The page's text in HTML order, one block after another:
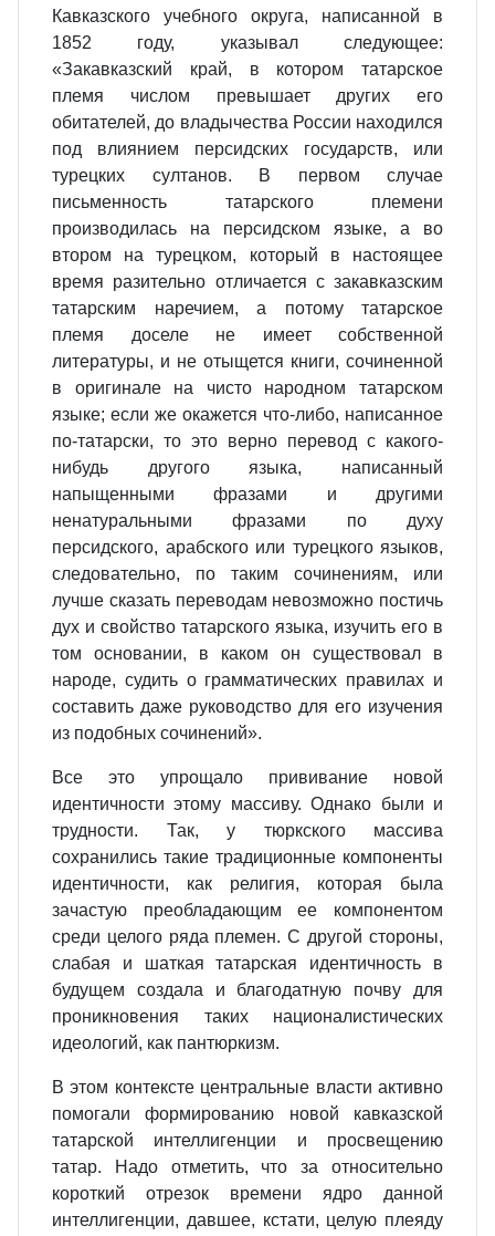
Кавказского учебного округа, написанной в
1852 году, указывал следующее:
«Закавказский край, в котором татарское
племя числом превышает других его
обитателей, до владычества России находился
под влиянием персидских государств, или
турецких султанов. В первом случае
письменность татарского племени
производилась на персидском языке, а во
втором на турецком, который в настоящее
время разительно отличается с закавказским
татарским наречием, а потому татарское
племя доселе не имеет собственной
литературы, и не отыщется книги, сочиненной
в оригинале на чисто народном татарском
языке; если же окажется что-либо, написанное
по-татарски, то это верно перевод с какого-
нибудь другого языка, написанный
напыщенными фразами и другими
ненатуральными фразами по духу
персидского, арабского или турецкого языков,
следовательно, по таким сочинениям, или
лучше сказать переводам невозможно постичь
дух и свойство татарского языка, изучить его в
том основании, в каком он существовал в
народе, судить о грамматических правилах и
составить даже руководство для его изучения
из подобных сочинений».
Все это упрощало прививание новой
идентичности этому массиву. Однако были и
трудности. Так, у тюркского массива
сохранились такие традиционные компоненты
идентичности, как религия, которая была
зачастую преобладающим ее компонентом
среди целого ряда племен. С другой стороны,
слабая и шаткая татарская идентичность в
будущем создала и благодатную почву для
проникновения таких националистических
идеологий, как пантюркизм.
В этом контексте центральные власти активно
помогали формированию новой кавказской
татарской интеллигенции и просвещению
татар. Надо отметить, что за относительно
короткий отрезок времени ядро данной
интеллигенции, давшее, кстати, целую плеяду